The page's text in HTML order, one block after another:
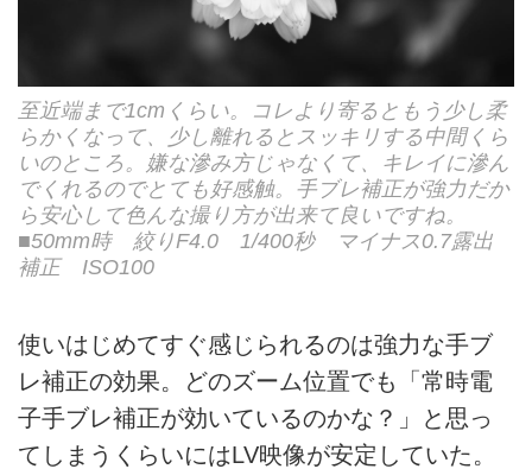
至近端まで1cmくらい。コレより寄るともう少し柔
らかくなって、少し離れるとスッキリする中間くら
いのところ。嫌な滲み方じゃなくて、キレイに滲ん
でくれるのでとても好感触。手ブレ補正が強力だか
ら安心して色んな撮り方が出来て良いですね。
■50mm時 絞りF4.0 1/400秒 マイナス0.7露出
補正 ISO100
使いはじめてすぐ感じられるのは強力な手ブ
レ補正の効果。どのズーム位置でも「常時電
子手ブレ補正が効いているのかな？」と思っ
てしまうくらいにはLV映像が安定していた。